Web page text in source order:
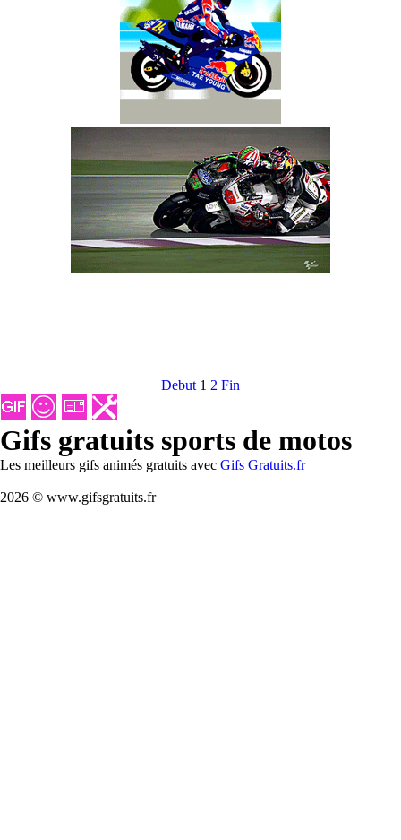
Debut 1 2 Fin
Gifs gratuits sports de motos
Les meilleurs gifs animés gratuits avec Gifs Gratuits.fr
2026 © www.gifsgratuits.fr